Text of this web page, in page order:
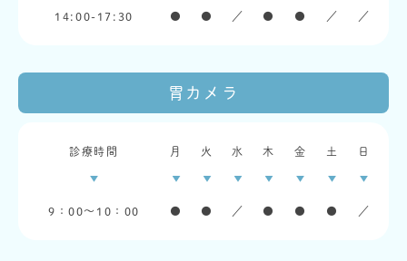
14:00-17:30 ● ● ／ ● ● ／ ／
胃カメラ
診療時間 月 火 水 木 金 土 日
9：00〜10：00 ● ● ／ ● ● ● ／